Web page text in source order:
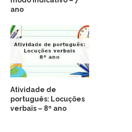
ano
Atividade de
português: Locuções
verbais – 8º ano